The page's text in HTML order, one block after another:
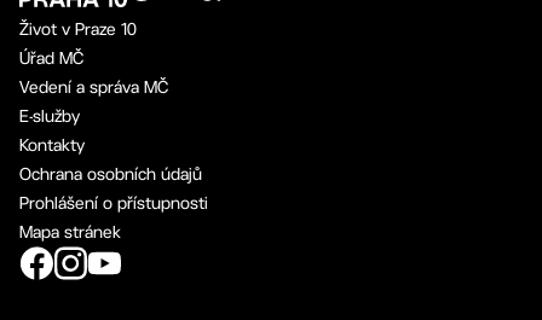
Život v Praze 10
Úřad MČ
Vedení a správa MČ
E-služby
Kontakty
Ochrana osobních údajů
Prohlášení o přístupnosti
Mapa stránek